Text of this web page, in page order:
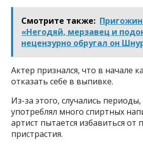
Смотрите также:
«Негодяй, мерзавец и
нецензурно обругал он
Актер признался, что в начале
отказать себе в выпивке.
Из-за этого, случались
употреблял много спиртных
артист пытается избавиться от
пристрастия.